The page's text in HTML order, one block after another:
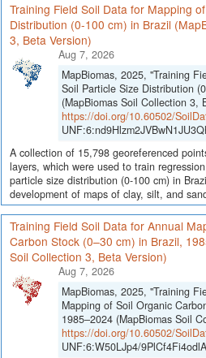
Training Field Soil Data for Mapping
Distribution (0-100 cm) in Brazil
3, Beta Version)
Aug 7, 2026
MapBiomas, 2025, "Training
Soil Particle Size Distribution
(MapBiomas Soil Collection 3,
https://doi.org/10.60502/
A collection of 15,798 georeferenced
layers, which were used to train
particle size distribution (0-100 cm) in
development of maps of clay, silt, and
Training Field Soil Data for Annual
Carbon Stock (0–30 cm) in Brazil,
Soil Collection 3, Beta Version)
Aug 7, 2026
MapBiomas, 2025, "Training
Mapping of Soil Organic
1985–2024 (MapBiomas Soil
https://doi.org/10.60502/
UNF:6:W50LJp4/